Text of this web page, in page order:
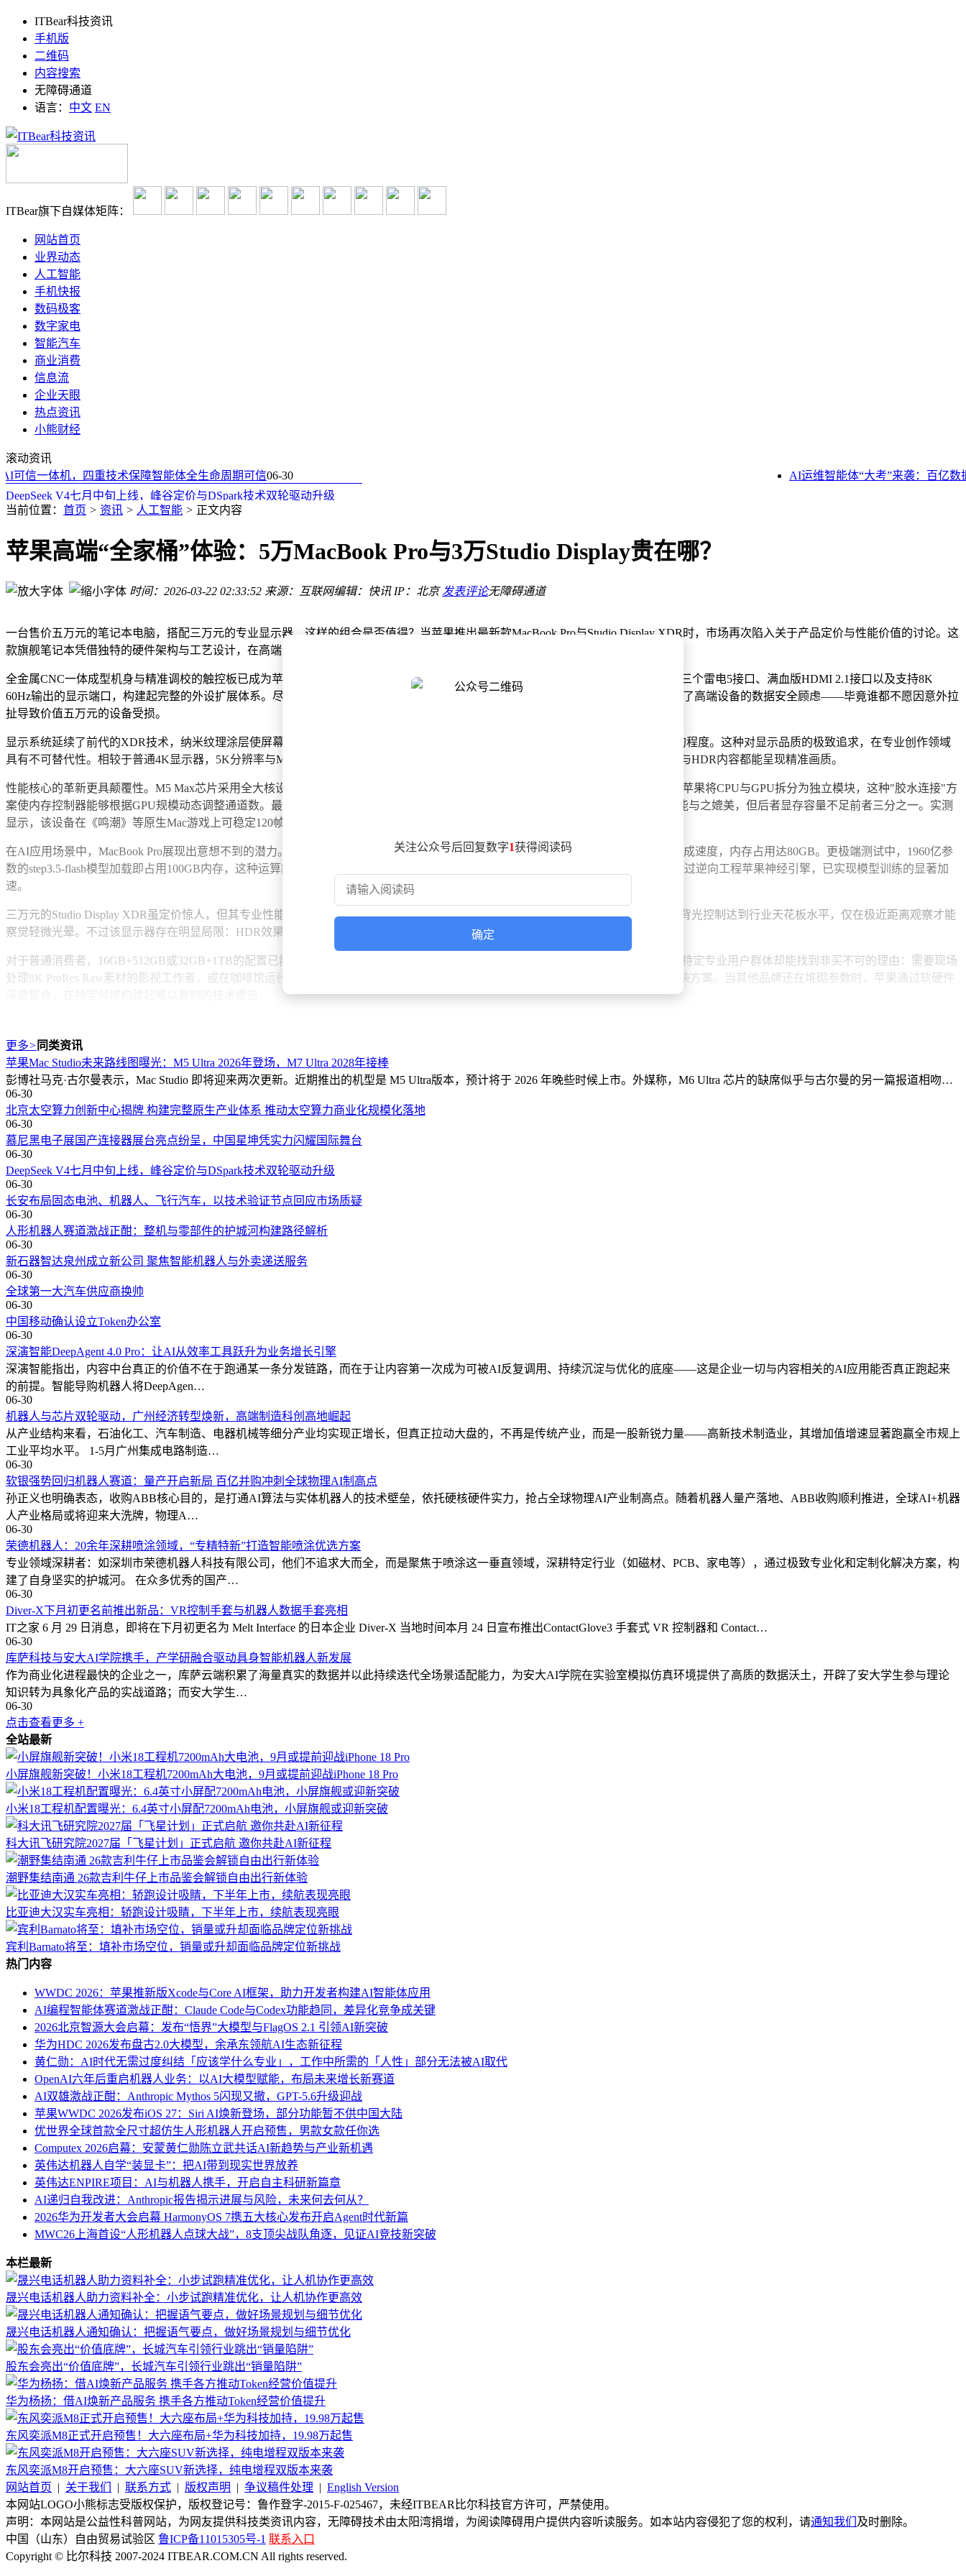
ITBear科技资讯
手机版
二维码
内容搜索
无障碍通道
语言： 中文 EN
ITBear旗下自媒体矩阵：
网站首页
业界动态
人工智能
手机快报
数码极客
数字家电
智能汽车
商业消费
信息流
企业天眼
热点资讯
小熊财经
滚动资讯
信一体机，四重技术保障智能体全生命周期可信06-30 AI运维智能体“大考”来袭：百亿数据
深演智能DeepAgent 4.0 Pro：让AI从效率工具跃升为业务增长引擎
北京太空算力创新中心揭牌 构建完整原生产业体系 推动太空算力商业化规模化落地
慕尼黑电子展国产连接器展台亮点纷呈，中国星坤凭实力闪耀国际舞台
DeepSeek V4七月中旬上线，峰谷定价与DSpark技术双轮驱动升级
长安布局固态电池、机器人、飞行汽车，以技术验证节点回应市场质疑
新石器智达泉州成立新公司 聚焦智能机器人与外卖递送服务
全球第一大汽车供应商换帅
中国移动确认设立Token办公室
深演智能DeepAgent 4.0 Pro：让AI从效率工具跃升为业务增长引擎
当前位置： 首页 > 资讯 > 人工智能 > 正文内容
苹果高端“全家桶”体验：5万MacBook Pro与3万Studio Display贵在哪？
时间：2026-03-22 02:33:52 来源：互联网编辑：快讯 IP：北京 发表评论无障碍通道
一台售价五万元的笔记本电脑，搭配三万元的专业显示器，这样的组合是否值得？当苹果推出最新款MacBook Pro与Studio Display XDR时，市场再次陷入关于产品定价与性能价值的讨论。这
款旗舰笔记本凭借独特的硬件架构与工艺设计，在高端生产力领域树立了难以逾越的标杆。
全金属CNC一体成型机身与精准调校的触控板已成为苹果笔记本的标志性特征，但真正让MacBook Pro脱颖而出的在于其专业级配置。三个雷电5接口、满血版HDMI 2.1接口以及支持8K
60Hz输出的显示端口，构建起完整的外设扩展体系。尽管SD卡槽仅支持UHS-II规格略显遗憾，但Magsafe磁吸充电接口的回归有效解决了高端设备的数据安全顾虑——毕竟谁都不愿因意外拉
扯导致价值五万元的设备受损。
显示系统延续了前代的XDR技术，纳米纹理涂层使屏幕在强光环境下仍能保持清晰显示。当设备熄灭时，其抗反射能力达到令人惊叹的程度。这种对显示品质的极致追求，在专业创作领域
具有不可替代性。相较于普通4K显示器，5K分辨率与MacOS的UI缩放形成完美匹配，2000尼特峰值亮度配合2304个控光分区，使SDR与HDR内容都能呈现精准画质。
性能核心的革新更具颠覆性。M5 Max芯片采用全大核设计，6个超级核心与12个性能核心组成18核CPU架构。通过Chiplet模块化设计，苹果将CPU与GPU拆分为独立模块，这种"胶水连接"方
案使内存控制器能够根据GPU规模动态调整通道数。最高128GB统一内存配合614GB/s带宽，在游戏本领域仅有搭载5070Ti显卡的设备能与之媲美，但后者显存容量不足前者三分之一。实测
显示，该设备在《鸣潮》等原生Mac游戏上可稳定120帧运行，《赛博朋克2077》通过转译在2K分辨率下也能保持70帧以上流畅度。
在AI应用场景中，MacBook Pro展现出意想不到的潜力。搭载Qwen3.5 122b大模型时，设备在256k上下文窗口下仍能保持50 Token/s的生成速度，内存占用达80GB。更极端测试中，1960亿参
数的step3.5-flash模型加载即占用100GB内存，这种运算能力在移动设备中极为罕见。虽然当前AI生态主要集中于推理应用，但开发者通过逆向工程苹果神经引擎，已实现模型训练的显著加
速。
三万元的Studio Display XDR虽定价惊人，但其专业性能确有独到之处。作为少数能在SDR/HDR双模式下保持色准的设备，其MiniLED背光控制达到行业天花板水平，仅在极近距离观察才能
察觉轻微光晕。不过该显示器存在明显局限：HDR效果仅限苹果设备激活，连接Windows或安卓系统时无法发挥完整性能。
对于普通消费者，16GB+512GB或32GB+1TB的配置已能满足日常需求，毕竟苹果产品的做工品质在各个配置层级都保持统一标准。但特定专业用户群体却能找到非买不可的理由：需要现场
处理8K ProRes Raw素材的影视工作者，或在咖啡馆运行本地大模型的隐私敏感型用户，这套组合提供了当前移动端最完整的生产力解决方案。当其他品牌还在堆砌参数时，苹果通过软硬件
关注公众号后回复数字1获得阅读码
确定
更多> 同类资讯
苹果Mac Studio未来路线图曝光：M5 Ultra 2026年登场，M7 Ultra 2028年接棒
彭博社马克·古尔曼表示，Mac Studio 即将迎来两次更新。近期推出的机型是 M5 Ultra版本，预计将于 2026 年晚些时候上市。外媒称，M6 Ultra 芯片的缺席似乎与古尔曼的另一篇报道相吻…
06-30
北京太空算力创新中心揭牌 构建完整原生产业体系 推动太空算力商业化规模化落地
06-30
慕尼黑电子展国产连接器展台亮点纷呈，中国星坤凭实力闪耀国际舞台
06-30
DeepSeek V4七月中旬上线，峰谷定价与DSpark技术双轮驱动升级
06-30
长安布局固态电池、机器人、飞行汽车，以技术验证节点回应市场质疑
06-30
人形机器人赛道激战正酣：整机与零部件的护城河构建路径解析
06-30
新石器智达泉州成立新公司 聚焦智能机器人与外卖递送服务
06-30
全球第一大汽车供应商换帅
06-30
中国移动确认设立Token办公室
06-30
深演智能DeepAgent 4.0 Pro：让AI从效率工具跃升为业务增长引擎
深演智能指出，内容中台真正的价值不在于跑通某一条分发链路，而在于让内容第一次成为可被AI反复调用、持续沉淀与优化的底座——这是企业一切与内容相关的AI应用能否真正跑起来
的前提。智能导购机器人将DeepAgen…
06-30
机器人与芯片双轮驱动，广州经济转型焕新，高端制造科创高地崛起
从产业结构来看，石油化工、汽车制造、电器机械等细分产业均实现正增长，但真正拉动大盘的，不再是传统产业，而是一股新锐力量——高新技术制造业，其增加值增速显著跑赢全市规上
工业平均水平。 1-5月广州集成电路制造…
06-30
软银强势回归机器人赛道：量产开启新局 百亿并购冲刺全球物理AI制高点
孙正义也明确表态，收购ABB核心目的，是打通AI算法与实体机器人的技术壁垒，依托硬核硬件实力，抢占全球物理AI产业制高点。随着机器人量产落地、ABB收购顺利推进，全球AI+机器
人产业格局或将迎来大洗牌，物理A…
06-30
荣德机器人：20余年深耕喷涂领域，“专精特新”打造智能喷涂优选方案
专业领域深耕者：如深圳市荣德机器人科技有限公司，他们不追求大而全，而是聚焦于喷涂这一垂直领域，深耕特定行业（如磁材、PCB、家电等），通过极致专业化和定制化解决方案，构
建了自身坚实的护城河。 在众多优秀的国产…
06-30
Diver-X下月初更名前推出新品：VR控制手套与机器人数据手套亮相
IT之家 6 月 29 日消息，即将在下月初更名为 Melt Interface 的日本企业 Diver-X 当地时间本月 24 日宣布推出ContactGlove3 手套式 VR 控制器和 Contact…
06-30
库萨科技与安大AI学院携手，产学研融合驱动具身智能机器人新发展
作为商业化进程最快的企业之一，库萨云端积累了海量真实的数据并以此持续迭代全场景适配能力，为安大AI学院在实验室模拟仿真环境提供了高质的数据沃土，开辟了安大学生参与理论
知识转为具象化产品的实战道路；而安大学生…
06-30
点击查看更多 +
全站最新
小屏旗舰新突破！小米18工程机7200mAh大电池，9月或提前迎战iPhone 18 Pro
小米18工程机配置曝光：6.4英寸小屏配7200mAh电池，小屏旗舰或迎新突破
科大讯飞研究院2027届「飞星计划」正式启航 邀你共赴AI新征程
潮野集结南通 26款吉利牛仔上市品鉴会解锁自由出行新体验
比亚迪大汉实车亮相：轿跑设计吸睛，下半年上市，续航表现亮眼
宾利Barnato将至：填补市场空位，销量或升却面临品牌定位新挑战
热门内容
WWDC 2026：苹果推新版Xcode与Core AI框架，助力开发者构建AI智能体应用
AI编程智能体赛道激战正酣：Claude Code与Codex功能趋同，差异化竞争成关键
2026北京智源大会启幕：发布“悟界”大模型与FlagOS 2.1 引领AI新突破
华为HDC 2026发布盘古2.0大模型，余承东领航AI生态新征程
黄仁勋：AI时代无需过度纠结「应该学什么专业」，工作中所需的「人性」部分无法被AI取代
OpenAI六年后重启机器人业务：以AI大模型赋能，布局未来增长新赛道
AI双雄激战正酣：Anthropic Mythos 5闪现又撤，GPT-5.6升级迎战
苹果WWDC 2026发布iOS 27：Siri AI焕新登场，部分功能暂不供中国大陆
优世界全球首款全尺寸超仿生人形机器人开启预售，男款女款任你选
Computex 2026启幕：安蒙黄仁勋陈立武共话AI新趋势与产业新机遇
英伟达机器人自学“装显卡”：把AI带到现实世界放养
英伟达ENPIRE项目：AI与机器人携手，开启自主科研新篇章
AI递归自我改进：Anthropic报告揭示进展与风险，未来何去何从？
2026华为开发者大会启幕 HarmonyOS 7携五大核心发布开启Agent时代新篇
MWC26上海首设“人形机器人点球大战”，8支顶尖战队角逐，见证AI竞技新突破
本栏最新
晟兴电话机器人助力资料补全：小步试跑精准优化，让人机协作更高效
晟兴电话机器人通知确认：把握语气要点，做好场景规划与细节优化
股东会亮出“价值底牌”，长城汽车引领行业跳出“销量陷阱”
华为杨扬：借AI焕新产品服务 携手各方推动Token经营价值提升
东风奕派M8正式开启预售！大六座布局+华为科技加持，19.98万起售
东风奕派M8开启预售：大六座SUV新选择，纯电增程双版本来袭
网站首页 | 关于我们 | 联系方式 | 版权声明 | 争议稿件处理 | English Version
本网站LOGO小熊标志受版权保护，版权登记号：鲁作登字-2015-F-025467，未经ITBEAR比尔科技官方许可，严禁使用。
声明：本网站是公益性科普网站，为网友提供科技类资讯内容，无障碍技术由太阳湾捐增，为阅读障碍用户提供内容听读服务。如本站内容侵犯了您的权利，请通知我们 及时删除。
中国（山东）自由贸易试验区 鲁ICP备11015305号-1 联系入口
Copyright © 比尔科技 2007-2024 ITBEAR.COM.CN All rights reserved.